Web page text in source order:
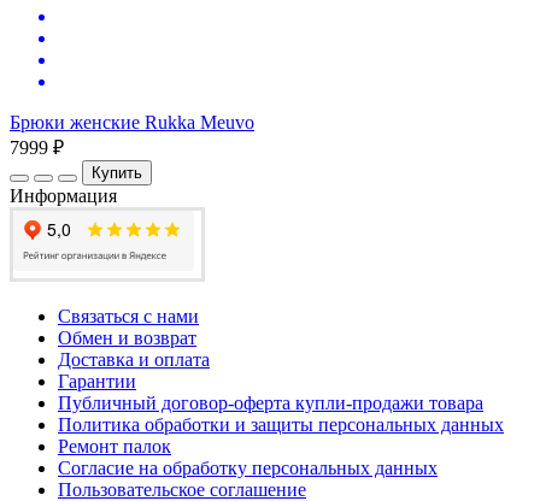
Брюки женские Rukka Meuvo
7999 ₽
Купить
Информация
Связаться с нами
Обмен и возврат
Доставка и оплата
Гарантии
Публичный договор-оферта купли-продажи товара
Политика обработки и защиты персональных данных
Ремонт палок
Согласие на обработку персональных данных
Пользовательское соглашение